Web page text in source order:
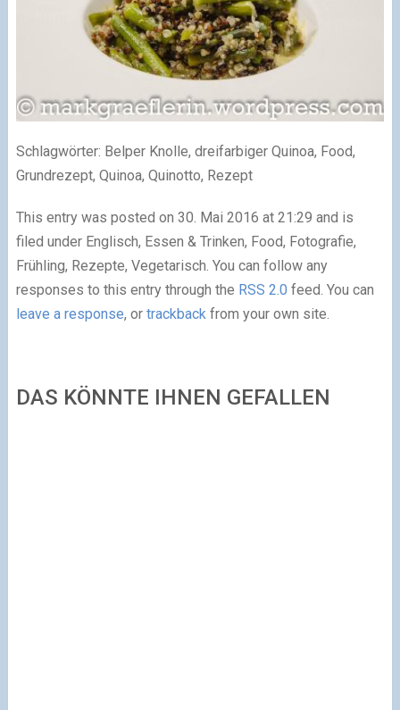
Schlagwörter: Belper Knolle, dreifarbiger Quinoa, Food,
Grundrezept, Quinoa, Quinotto, Rezept
This entry was posted on 30. Mai 2016 at 21:29 and is
filed under Englisch, Essen & Trinken, Food, Fotografie,
Frühling, Rezepte, Vegetarisch. You can follow any
responses to this entry through the RSS 2.0 feed. You can
leave a response, or trackback from your own site.
DAS KÖNNTE IHNEN GEFALLEN